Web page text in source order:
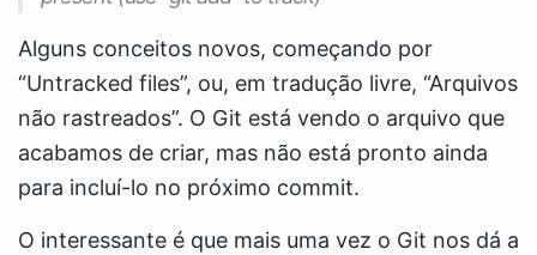
Alguns conceitos novos, começando por
“Untracked files”, ou, em tradução livre, “Arquivos
não rastreados”. O Git está vendo o arquivo que
acabamos de criar, mas não está pronto ainda
para incluí-lo no próximo commit.
O interessante é que mais uma vez o Git nos dá a